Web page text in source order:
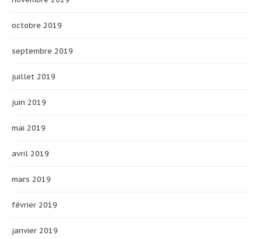
octobre 2019
septembre 2019
juillet 2019
juin 2019
mai 2019
avril 2019
mars 2019
février 2019
janvier 2019